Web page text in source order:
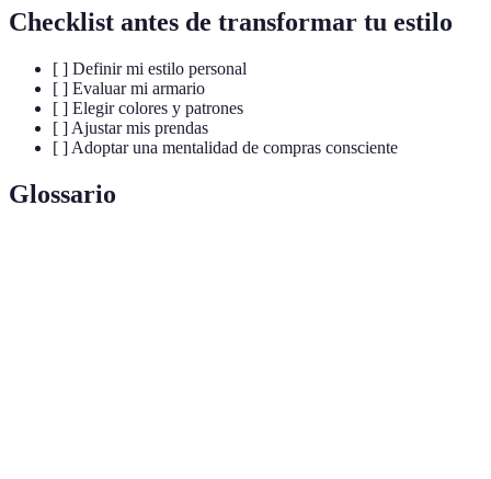
Checklist antes de transformar tu estilo
[ ] Definir mi estilo personal
[ ] Evaluar mi armario
[ ] Elegir colores y patrones
[ ] Ajustar mis prendas
[ ] Adoptar una mentalidad de compras consciente
Glossario